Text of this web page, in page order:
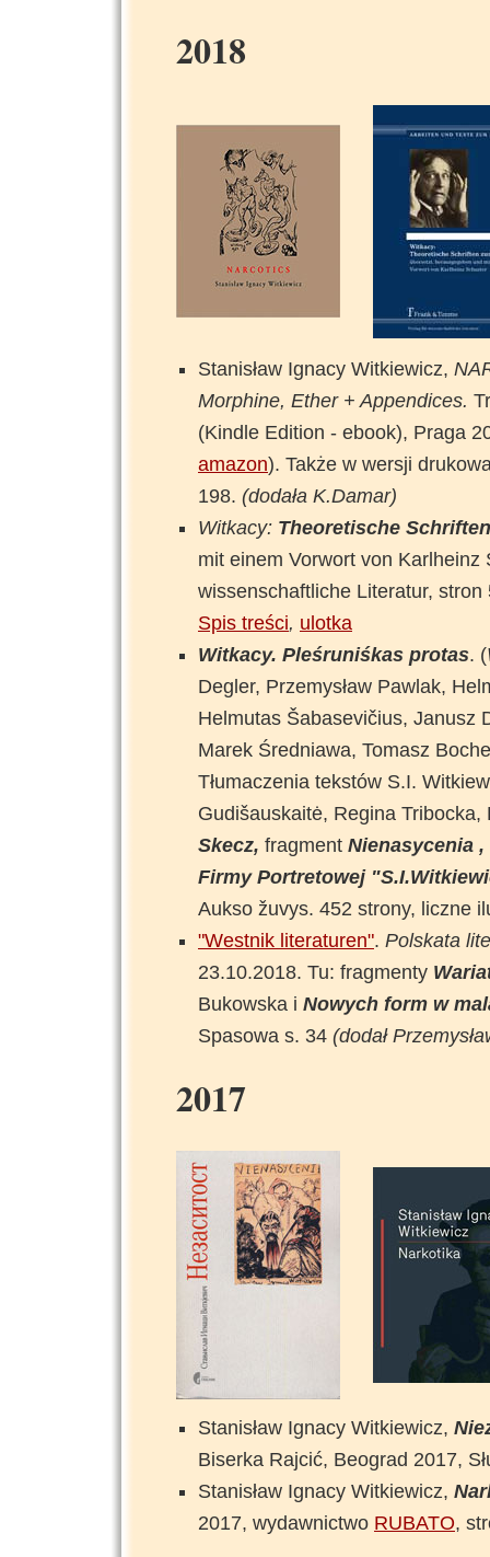
2018
Stanisław Ignacy Witkiewicz,
Morphine, Ether + Appendices.
(Kindle Edition - ebook), Praga
amazon). Także w wersji
198. (dodała K.Damar)
Witkacy: Theoretische
mit einem Vorwort von
wissenschaftliche Literatur,
Spis treści, ulotka
Witkacy. Pleśruniśkas protas. (
Degler, Przemysław Pawlak,
Helmutas Šabasevičius, Janusz
Marek Średniawa, Tomasz
Tłumaczenia tekstów S.I.
Gudišauskaitė, Regina Tribocka,
Skecz, fragment Nienasycenia ,
Firmy Portretowej
Aukso žuvys. 452 strony, liczne
"Westnik literaturen". Polskata
23.10.2018. Tu: fragmenty
Bukowska i Nowych form w
Spasowa s. 34 (dodał
2017
Stanisław Ignacy Witkiewicz,
Biserka Rajcić, Beograd 2017,
Stanisław Ignacy Witkiewicz,
2017, wydawnictwo RUBATO,